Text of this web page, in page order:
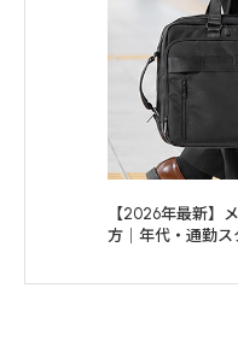
【2026年最新】
方｜年代・通勤ス